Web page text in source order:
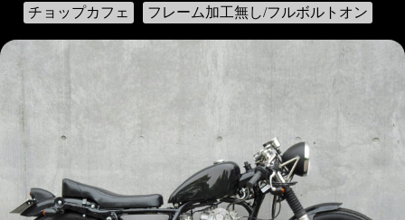
チョップカフェ
フレーム加工無し/フルボルトオン